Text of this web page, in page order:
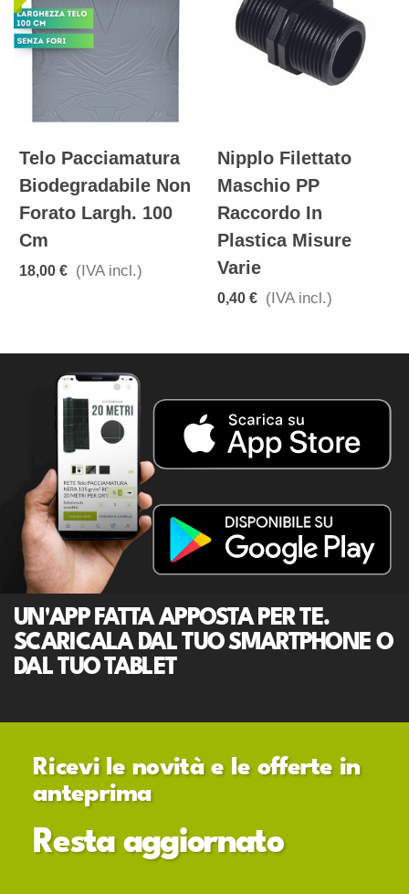
Telo Pacciamatura
Biodegradabile Non
Forato Largh. 100
Cm
18,00 € (IVA incl.)
Nipplo Filettato
Maschio PP
Raccordo In
Plastica Misure
Varie
0,40 € (IVA incl.)
UN'APP FATTA APPOSTA PER TE.
SCARICALA DAL TUO SMARTPHONE O
DAL TUO TABLET
Ricevi le novità e le offerte in
anteprima
Resta aggiornato